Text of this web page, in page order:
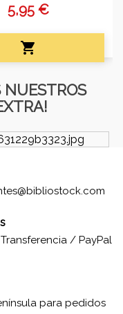
5,95 €

NUESTROS
/ PayPal
para pedidos